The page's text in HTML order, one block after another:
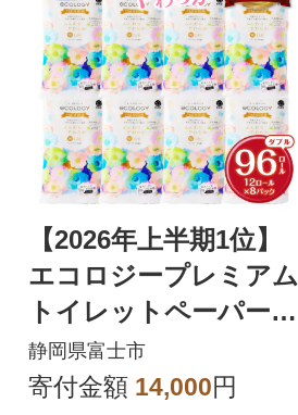
【2026年上半期1位】
エコロジープレミアム
トイレットペーパー
ダブル 96ロール 日用
品 人気
静岡県富士市
寄付金額 14,000円